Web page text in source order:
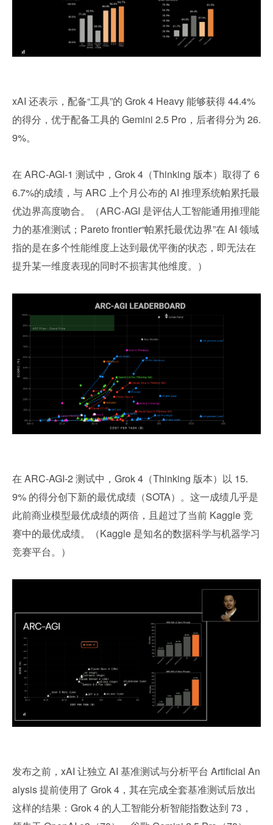
xAI 还表示，配备“工具”的 Grok 4 Heavy 能够获得 44.4%
的得分，优于配备工具的 Gemini 2.5 Pro，后者得分为 26.
9%。
在 ARC-AGI-1 测试中，Grok 4（Thinking 版本）取得了 6
6.7%的成绩，与 ARC 上个月公布的 AI 推理系统帕累托最
优边界高度吻合。（ARC-AGI 是评估人工智能通用推理能
力的基准测试；Pareto frontier“帕累托最优边界”在 AI 领域
指的是在多个性能维度上达到最优平衡的状态，即无法在
提升某一维度表现的同时不损害其他维度。）
在 ARC-AGI-2 测试中，Grok 4（Thinking 版本）以 15.
9% 的得分创下新的最优成绩（SOTA）。这一成绩几乎是
此前商业模型最优成绩的两倍，且超过了当前 Kaggle 竞
赛中的最优成绩。（Kaggle 是知名的数据科学与机器学习
竞赛平台。）
发布之前，xAI 让独立 AI 基准测试与分析平台 Artificial An
alysis 提前使用了 Grok 4，其在完成全套基准测试后放出
这样的结果：Grok 4 的人工智能分析智能指数达到 73，